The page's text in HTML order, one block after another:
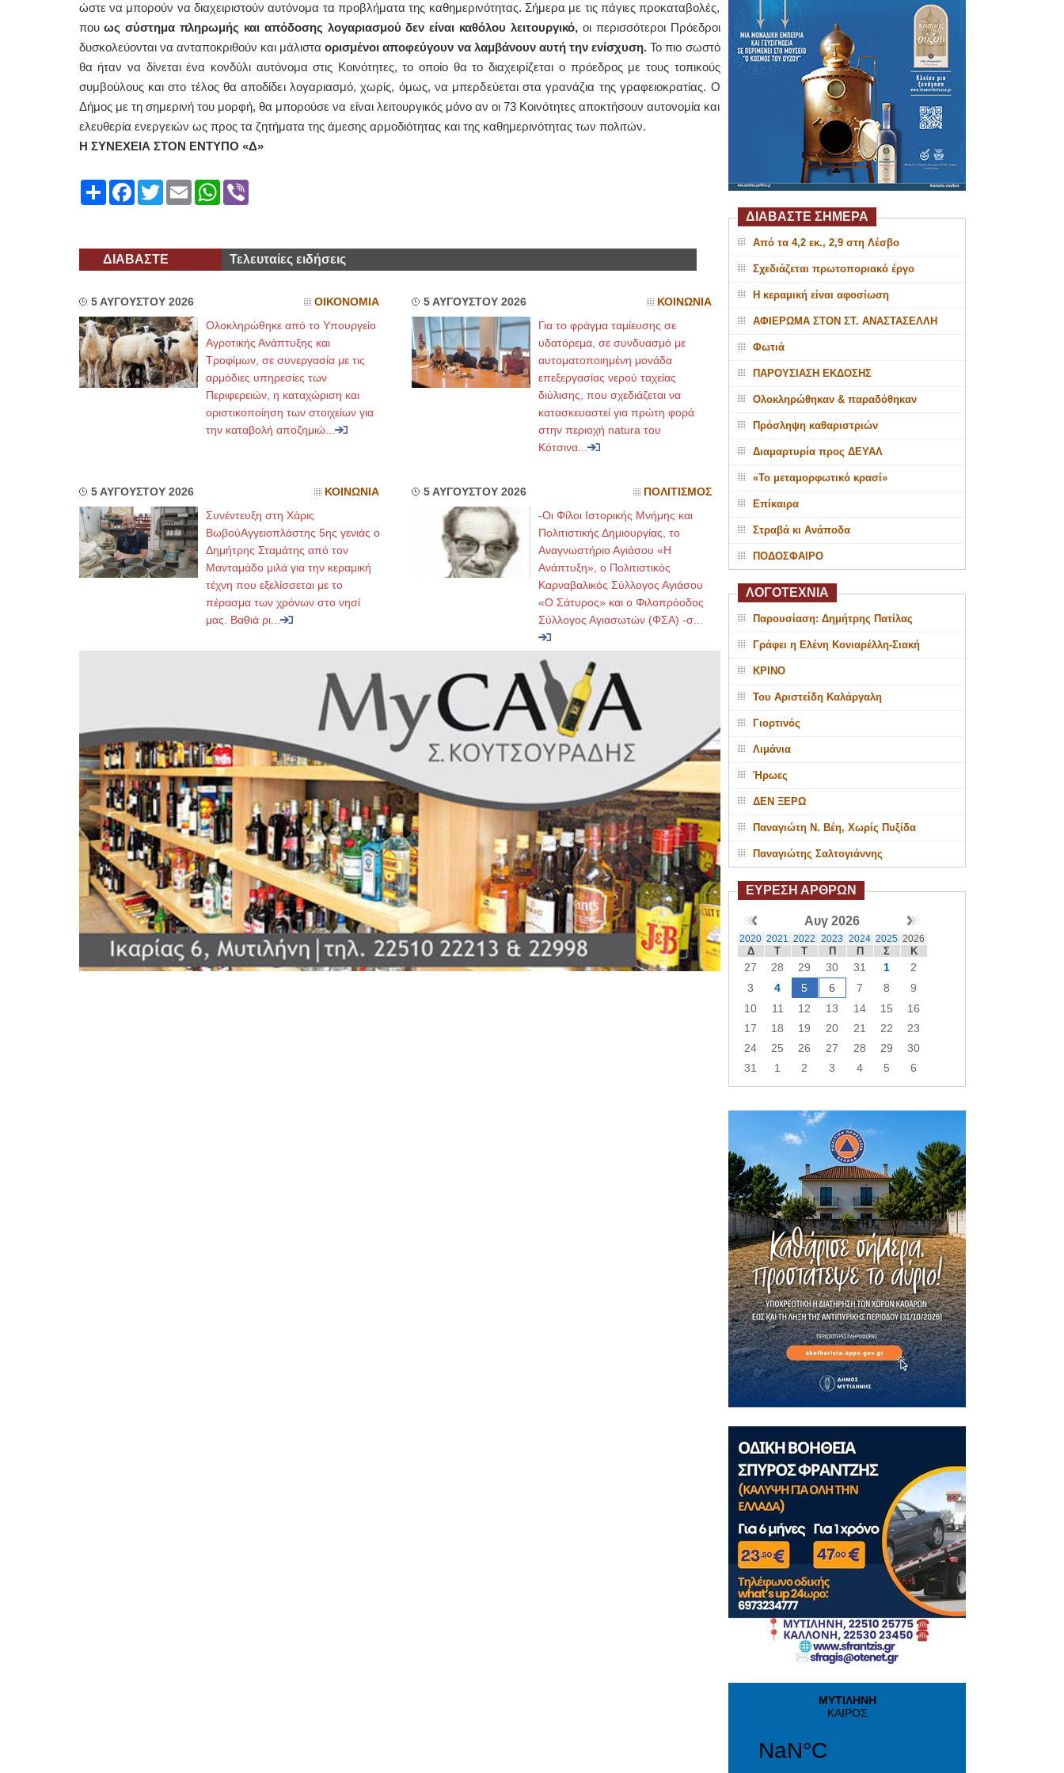
ώστε να μπορούν να διαχειριστούν αυτόνομα τα προβλήματα της καθημερινότητας. Σήμερα με τις πάγιες προκαταβολές,
πουως σύστημα πληρωμής και απόδοσης λογαριασμού δεν είναι καθόλου λειτουργικό,οι περισσότεροι Πρόεδροι
δυσκολεύονται να ανταποκριθούν και μάλισταορισμένοι αποφεύγουν να λαμβάνουν αυτή την ενίσχυση.Το πιο σωστό
θα ήταν να δίνεται ένα κονδύλι αυτόνομα στις Κοινότητες, το οποίο θα το διαχειρίζεται ο πρόεδρος με τους τοπικούς
συμβούλους και στο τέλος θα αποδίδει λογαριασμό, χωρίς, όμως, να μπερδεύεται στα γρανάζια της γραφειοκρατίας. Ο
Δήμος με τη σημερινή του μορφή, θα μπορούσε να είναι λειτουργικός μόνο αν οι 73 Κοινότητες αποκτήσουν αυτονομία και
ελευθερία ενεργειών ως προς τα ζητήματα της άμεσης αρμοδιότητας και της καθημερινότητας των πολιτών.
Η ΣΥΝΕΧΕΙΑ ΣΤΟΝ ΕΝΤΥΠΟ «Δ»
ShareFacebook
TwitterEmailWhatsApp
Viber
ΔΙΑΒΑΣΤΕ Τελευταίες ειδήσεις
5 ΑΥΓΟΥΣΤΟΥ 2026 ΟΙΚΟΝΟΜΙΑ
Ολοκληρώθηκε από το Υπουργείο
Αγροτικής Ανάπτυξης και
Τροφίμων, σε συνεργασία με τις
αρμόδιες υπηρεσίες των
Περιφερειών, η καταχώριση και
οριστικοποίηση των στοιχείων για
την καταβολή αποζημιώ...
5 ΑΥΓΟΥΣΤΟΥ 2026 ΚΟΙΝΩΝΙΑ
Για το φράγμα ταμίευσης σε
υδατόρεμα, σε συνδυασμό με
αυτοματοποιημένη μονάδα
επεξεργασίας νερού ταχείας
διύλισης, που σχεδιάζεται να
κατασκευαστεί για πρώτη φορά
στην περιοχή natura του
Κότσινα...
5 ΑΥΓΟΥΣΤΟΥ 2026 ΚΟΙΝΩΝΙΑ
Συνέντευξη στη Χάρις
ΒωβούΑγγειοπλάστης 5ης γενιάς ο
Δημήτρης Σταμάτης από τον
Μανταμάδο μιλά για την κεραμική
τέχνη που εξελίσσεται με το
πέρασμα των χρόνων στο νησί
μας. Βαθιά ρι...
5 ΑΥΓΟΥΣΤΟΥ 2026 ΠΟΛΙΤΙΣΜΟΣ
-Οι Φίλοι Ιστορικής Μνήμης και
Πολιτιστικής Δημιουργίας, το
Αναγνωστήριο Αγιάσου «Η
Ανάπτυξη», ο Πολιτιστικός
Καρναβαλικός Σύλλογος Αγιάσου
«Ο Σάτυρος» και ο Φιλοπρόοδος
Σύλλογος Αγιασωτών (ΦΣΑ) -σ...
ΔΙΑΒΑΣΤΕ ΣΗΜΕΡΑ
Από τα 4,2 εκ., 2,9 στη Λέσβο
Σχεδιάζεται πρωτοποριακό έργο
Η κεραμική είναι αφοσίωση
ΑΦΙΕΡΩΜΑ ΣΤΟΝ ΣΤ. ΑΝΑΣΤΑΣΕΛΛΗ
Φωτιά
ΠΑΡΟΥΣΙΑΣΗ ΕΚΔΟΣΗΣ
Ολοκληρώθηκαν & παραδόθηκαν
Πρόσληψη καθαριστριών
Διαμαρτυρία προς ΔΕΥΑΛ
«Το μεταμορφωτικό κρασί»
Επίκαιρα
Στραβά κι Ανάποδα
ΠΟΔΟΣΦΑΙΡΟ
ΛΟΓΟΤΕΧΝΙΑ
Παρουσίαση: Δημήτρης Πατίλας
Γράφει η Ελένη Κονιαρέλλη-Σιακή
ΚΡΙΝΟ
Του Αριστείδη Καλάργαλη
Γιορτινός
Λιμάνια
Ήρωες
ΔΕΝ ΞΕΡΩ
Παναγιώτη Ν. Βέη, Χωρίς Πυξίδα
Παναγιώτης Σαλτογιάννης
ΕΥΡΕΣΗ ΑΡΘΡΩΝ
Αυγ 2026
2020 2021 2022 2023 2024 2025 2026
Δ Τ Τ Π Π Σ Κ
27 28 29 30 31 1
2
3
4 5 6 7 8
9
10
11 12 13 14 15
16
17
18 19 20 21 22
23
24
25 26 27 28 29
30
31
1 2 3 4 5 6